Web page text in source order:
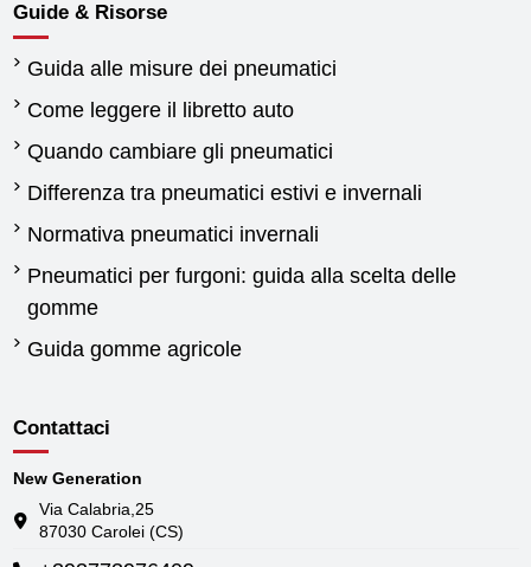
Guide & Risorse
Guida alle misure dei pneumatici
Come leggere il libretto auto
Quando cambiare gli pneumatici
Differenza tra pneumatici estivi e invernali
Normativa pneumatici invernali
Pneumatici per furgoni: guida alla scelta delle
gomme
Guida gomme agricole
Contattaci
New Generation
Via Calabria,25
87030 Carolei (CS)